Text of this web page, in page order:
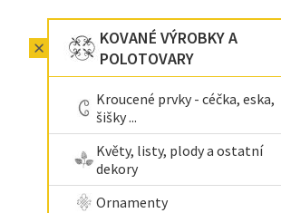
KOVANÉ VÝROBKY A
POLOTOVARY
Kroucené prvky - céčka, eska,
šišky ...
Květy, listy, plody a ostatní
dekory
Ornamenty